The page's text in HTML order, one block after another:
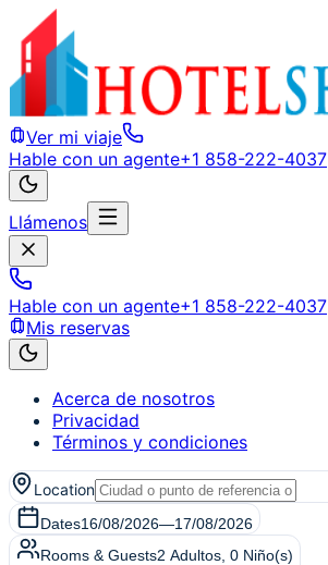
Ver mi viaje
Hable con un agente+1 858-222-4037
Llámenos
Hable con un agente+1 858-222-4037
Mis reservas
Acerca de nosotros
Privacidad
Términos y condiciones
Location
Dates16/08/2026—17/08/2026
Rooms & Guests2 Adultos 0 Niño(s)